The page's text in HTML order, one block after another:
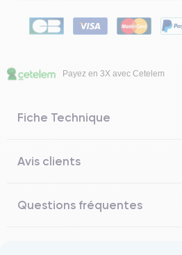
Payez en 3X avec Cetelem
Fiche Technique
Avis clients
Questions fréquentes